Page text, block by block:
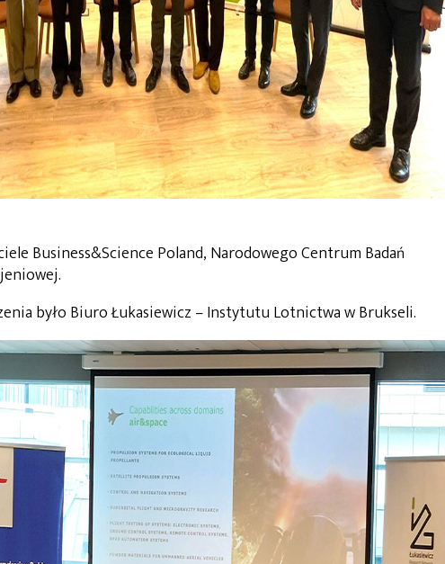
Business&Science Poland, Narodowego Centrum Badań
było Biuro Łukasiewicz – Instytutu Lotnictwa w Brukseli.